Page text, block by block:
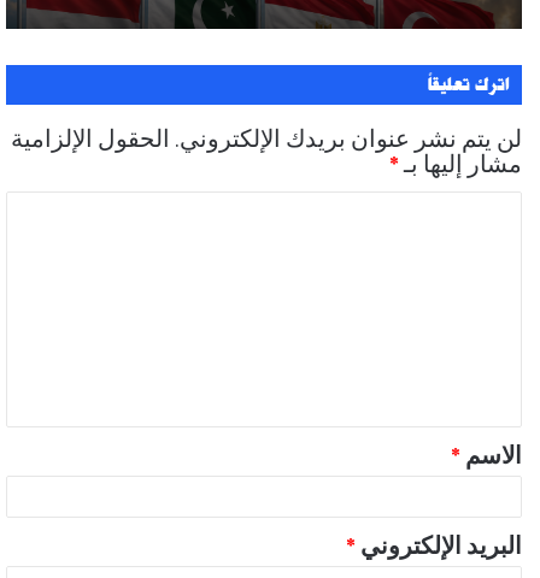
اترك تعليقاً
لن يتم نشر عنوان بريدك الإلكتروني. الحقول الإلزامية
مشار إليها بـ*
ق
*
الاسم *
البريد الإلكتروني *